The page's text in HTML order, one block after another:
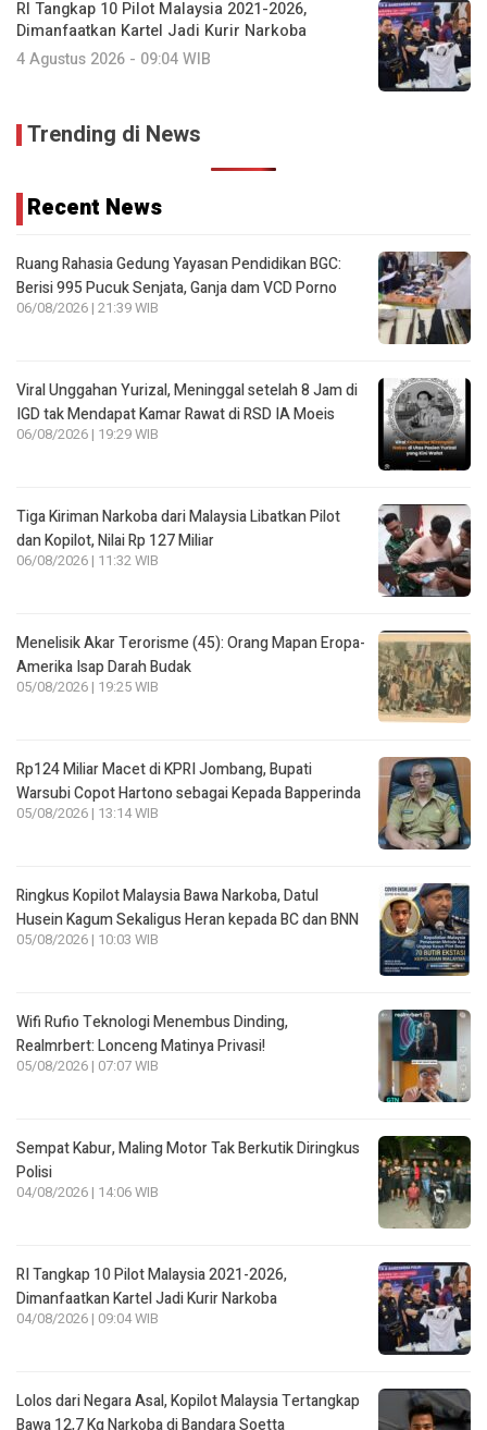
RI Tangkap 10 Pilot Malaysia 2021-2026,
Dimanfaatkan Kartel Jadi Kurir Narkoba
4 Agustus 2026 - 09:04 WIB
Trending di News
Recent News
Ruang Rahasia Gedung Yayasan Pendidikan BGC:
Berisi 995 Pucuk Senjata, Ganja dam VCD Porno
06/08/2026 | 21:39 WIB
Viral Unggahan Yurizal, Meninggal setelah 8 Jam di
IGD tak Mendapat Kamar Rawat di RSD IA Moeis
06/08/2026 | 19:29 WIB
Tiga Kiriman Narkoba dari Malaysia Libatkan Pilot
dan Kopilot, Nilai Rp 127 Miliar
06/08/2026 | 11:32 WIB
Menelisik Akar Terorisme (45): Orang Mapan Eropa-
Amerika Isap Darah Budak
05/08/2026 | 19:25 WIB
Rp124 Miliar Macet di KPRI Jombang, Bupati
Warsubi Copot Hartono sebagai Kepada Bapperinda
05/08/2026 | 13:14 WIB
Ringkus Kopilot Malaysia Bawa Narkoba, Datul
Husein Kagum Sekaligus Heran kepada BC dan BNN
05/08/2026 | 10:03 WIB
Wifi Rufio Teknologi Menembus Dinding,
Realmrbert: Lonceng Matinya Privasi!
05/08/2026 | 07:07 WIB
Sempat Kabur, Maling Motor Tak Berkutik Diringkus
Polisi
04/08/2026 | 14:06 WIB
RI Tangkap 10 Pilot Malaysia 2021-2026,
Dimanfaatkan Kartel Jadi Kurir Narkoba
04/08/2026 | 09:04 WIB
Lolos dari Negara Asal, Kopilot Malaysia Tertangkap
Bawa 12,7 Kg Narkoba di Bandara Soetta